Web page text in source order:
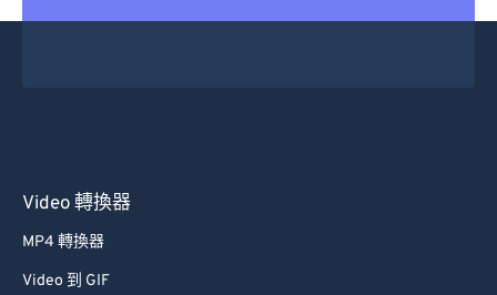
Video 轉換器
MP4 轉換器
Video 到 GIF